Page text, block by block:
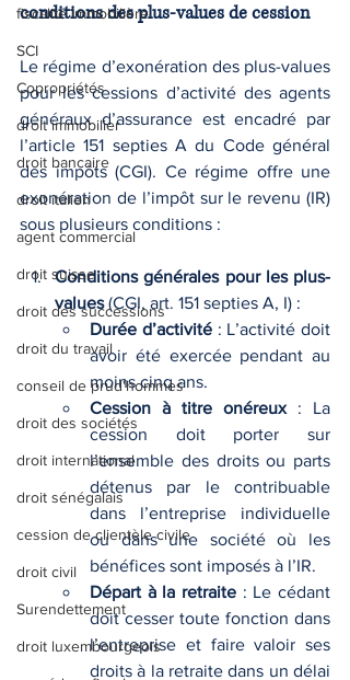
fiscalité immobilière
SCI
Copropriétés
droit immobilier
droit bancaire
droit italien
agent commercial
droit suisse
droit des successions
droit du travail
conseil de prud'hommes
droit des sociétés
droit international
droit sénégalais
cession de clientèle civile
droit civil
Surendettement
droit luxembourgeois
conditions des plus-values de cession
Le régime d’exonération des plus-values
pour les cessions d’activité des agents
généraux d’assurance est encadré par
l’article 151 septies A du Code général
des impôts (CGI). Ce régime offre une
exonération de l’impôt sur le revenu (IR)
sous plusieurs conditions :
Conditions générales pour les plus-
values (CGI, art. 151 septies A, I) :
Durée d’activité : L’activité doit
avoir été exercée pendant au
moins cinq ans.
Cession à titre onéreux : La
cession doit porter sur
l’ensemble des droits ou parts
détenus par le contribuable
dans l’entreprise individuelle
ou dans une société où les
bénéfices sont imposés à l’IR.
Départ à la retraite : Le cédant
doit cesser toute fonction dans
l’entreprise et faire valoir ses
droits à la retraite dans un délai